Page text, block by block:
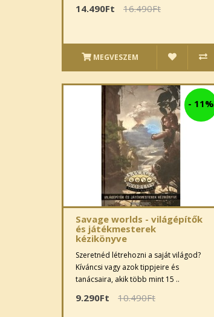
14.490Ft 16.490Ft
MEGVESZEM
- 11%
Savage worlds - világépítők
és játékmesterek
kézikönyve
Szeretnéd létrehozni a saját világod?
Kíváncsi vagy azok tippjeire és
tanácsaira, akik több mint 15 ..
9.290Ft 10.490Ft